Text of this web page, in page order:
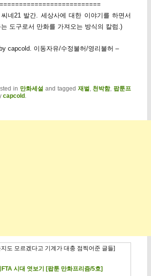
네21 발간. 세상사에 대한 이야기를 하면서
도구로서 만화를 가져오는 방식의 칼럼.)
capcold. 이동자유/수정불허/영리불허 –
in 만화세설 and tagged 재벌 ,천박함,팝툰프
capcold.
도 모르겠다고 기계가 대충 점찍어준 글들]
시대 엿보기 [팝툰 만화프리즘/5호]